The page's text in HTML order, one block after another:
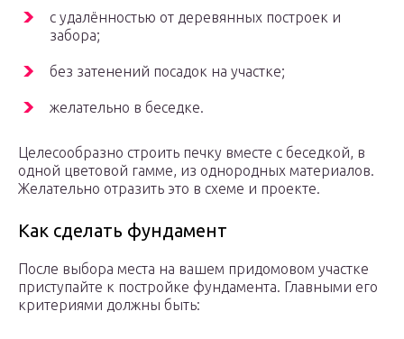
с удалённостью от деревянных построек и
забора;
без затенений посадок на участке;
желательно в беседке.
Целесообразно строить печку вместе с беседкой, в
одной цветовой гамме, из однородных материалов.
Желательно отразить это в схеме и проекте.
Как сделать фундамент
После выбора места на вашем придомовом участке
приступайте к постройке фундамента. Главными его
критериями должны быть: